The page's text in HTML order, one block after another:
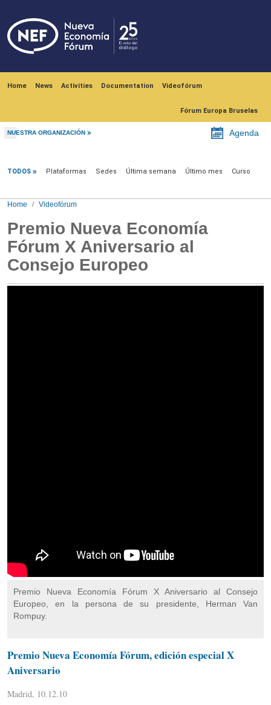
Home News Activities Documentation Videofórum
Fórum Europa Bruselas
NUESTRA ORGANIZACIÓN Agenda
TODOS Plataformas Sedes Última semana Último mes Curso
Home Videofórum
Premio Nueva Economía
Fórum X Aniversario al
Consejo Europeo
Premio Nueva Economía Fórum X Aniversario al Consejo
Europeo, en la persona de su presidente, Herman Van
Rompuy.
Premio Nueva Economía Fórum, edición especial X
Aniversario
Madrid, 10.12.10